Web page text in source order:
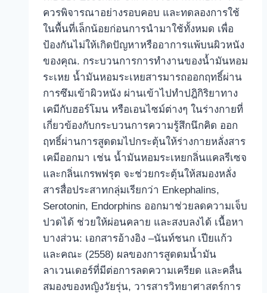
ควรพิจารณาอย่างรอบคอบ และทดลองการใช้
ในพื้นที่เล็กน้อยก่อนการนำมาใช้ทั้งหมด เพื่อ
ป้องกันไม่ให้เกิดปัญหาหรืออาการแพ้บนผิวหนัง
ของคุณ. กระบวนการการทำงานของน้ำมันหอม
ระเหย น้ำมันหอมระเหยสารมารถออกฤทธิ์ผ่าน
การซึมเข้าผิวหนัง ผ่านเข้าไปทำปฎิกิริยาทาง
เคมีกับฮอร์โมน หรือเอนไซม์ต่างๆ ในร่างกายที่
เกี่ยวข้องกับกระบวนการความรู้สึกนึกคิด ออก
ฤทธิ์ผ่านการสูดดมไปกระตุ้นให้ร่างกายหลั่งสาร
เคมีออกมา เช่น น้ำมันหอมระเหยกลิ่นแคลรีเซจ
และกลิ่นเกรพฟรุต จะช่วยกระตุ้นให้สมองหลั่ง
สารสื่อประสาทกลุ่มเรียกว่า Enkephalins,
Serotonin, Endorphins ออกมาช่วยลดความเจ็บ
ปวดได้ ช่วยให้ผ่อนคลาย และสงบลงได้ เนื้อหา
บางส่วน: เอกสารอ้างอิง –นันท์ชนก เปียแก้ว
และคณะ (2558) ผลของการสูดดมน้ำมัน
ลาเวนเดอร์ที่มีต่อการลดความเครียด และคลื่น
สมองของหญิงวัยรุ่น, วารสารวิทยาศาสตร์การ